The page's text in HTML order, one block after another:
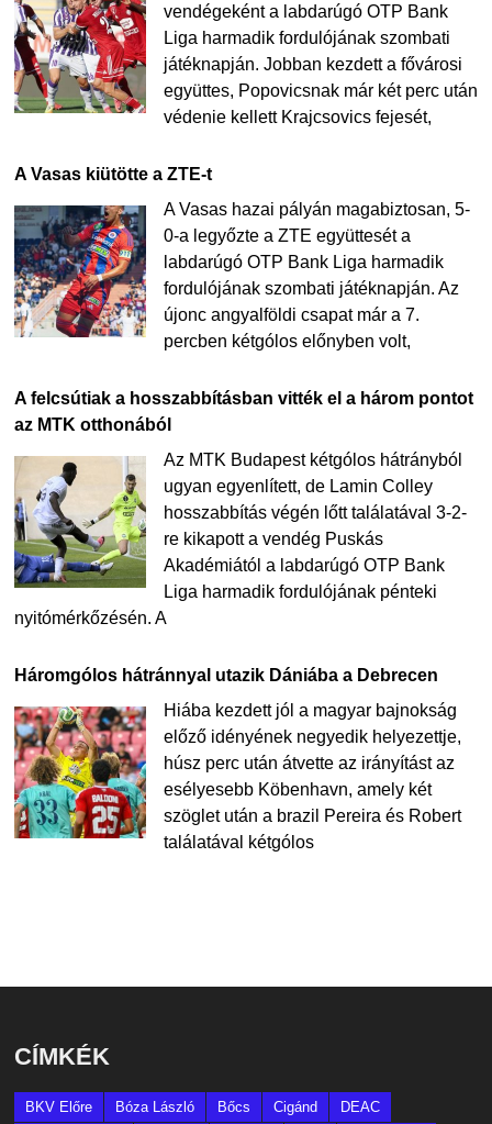
vendégeként a labdarúgó OTP Bank
Liga harmadik fordulójának szombati
játéknapján. Jobban kezdett a fővárosi
együttes, Popovicsnak már két perc után
védenie kellett Krajcsovics fejesét,
A Vasas kiütötte a ZTE-t
A Vasas hazai pályán magabiztosan, 5-
0-a legyőzte a ZTE együttesét a
labdarúgó OTP Bank Liga harmadik
fordulójának szombati játéknapján. Az
újonc angyalföldi csapat már a 7.
percben kétgólos előnyben volt,
A felcsútiak a hosszabbításban vitték el a három pontot
az MTK otthonából
Az MTK Budapest kétgólos hátrányból
ugyan egyenlített, de Lamin Colley
hosszabbítás végén lőtt találatával 3-2-
re kikapott a vendég Puskás
Akadémiától a labdarúgó OTP Bank
Liga harmadik fordulójának pénteki
nyitómérkőzésén. A
Háromgólos hátránnyal utazik Dániába a Debrecen
Hiába kezdett jól a magyar bajnokság
előző idényének negyedik helyezettje,
húsz perc után átvette az irányítást az
esélyesebb Köbenhavn, amely két
szöglet után a brazil Pereira és Robert
találatával kétgólos
CÍMKÉK
BKV Előre Bóza László Bőcs Cigánd
DEAC